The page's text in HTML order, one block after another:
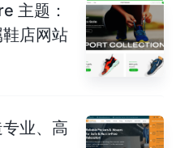
主题：
店网站
业、高